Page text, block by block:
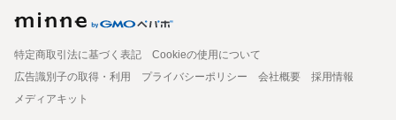
特定商取引法に基づく表記
Cookieの使用について
広告識別子の取得・利用
プライバシーポリシー 会社概要
採用情報
メディアキット